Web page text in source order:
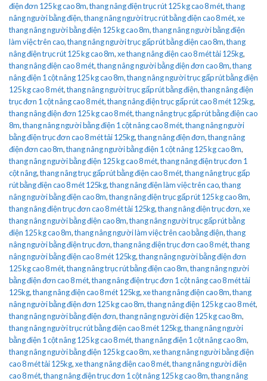
điện đơn 125 kg cao 8m,thang nâng điện trục rút 125 kg cao 8 mét,thang
nâng người bằng điện,thang nâng người trục rút bằng điện cao 8 mét,xe
thang nâng người bằng điện 125 kg cao 8m,thang nâng người bằng điện
làm việc trên cao,thang nâng người trục gấp rút bằng điện cao 8m,thang
nâng điện trục rút 125 kg cao 8m,xe thang nâng điện cao 8 mét tải 125kg,
thang nâng điện cao 8 mét,thang nâng người bằng điện đơn cao 8m,thang
nâng điện 1 cột nâng 125 kg cao 8m,thang nâng người trục gấp rút bằng điện
125 kg cao 8 mét,thang nâng người trục gấp rút bằng điện,thang nâng điện
trục đơn 1 cột nâng cao 8 mét,thang nâng điện trục gấp rút cao 8 mét 125kg,
thang nâng điện đơn 125 kg cao 8 mét,thang nâng trục gấp rút bằng điện cao
8m,thang nâng người bằng điện 1 cột nâng cao 8 mét,thang nâng người
bằng điện trục đơn cao 8 mét tải 125kg,thang nâng điện đơn,thang nâng
điện đơn cao 8m,thang nâng người bằng điện 1 cột nâng 125 kg cao 8m,
thang nâng người bằng điện 125 kg cao 8 mét,thang nâng điện trục đơn 1
cột nâng,thang nâng trục gấp rút bằng điện cao 8 mét,thang nâng trục gấp
rút bằng điện cao 8 mét 125kg,thang nâng điện làm việc trên cao,thang
nâng người bằng điện cao 8m,thang nâng điện trục gấp rút 125 kg cao 8m,
thang nâng điện trục đơn cao 8 mét tải 125kg,thang nâng điện trục đơn,xe
thang nâng người bằng điện cao 8m,thang nâng người trục gấp rút bằng
điện 125 kg cao 8m,thang nâng người làm việc trên cao bằng điện,thang
nâng người bằng điện trục đơn,thang nâng điện trục đơn cao 8 mét,thang
nâng người bằng điện cao 8 mét 125kg,thang nâng người bằng điện đơn
125 kg cao 8 mét,thang nâng trục rút bằng điện cao 8m,thang nâng người
bằng điện đơn cao 8 mét,thang nâng điện trục đơn 1 cột nâng cao 8 mét tải
125kg,thang nâng điện cao 8 mét 125kg,xe thang nâng điện cao 8m,thang
nâng người bằng điện đơn 125 kg cao 8m,thang nâng điện 125 kg cao 8 mét,
thang nâng người bằng điện đơn,thang nâng người điện 125 kg cao 8m,
thang nâng người trục rút bằng điện cao 8 mét 125kg,thang nâng người
bằng điện 1 cột nâng 125 kg cao 8 mét,thang nâng điện 1 cột nâng cao 8m,
thang nâng người bằng điện 125 kg cao 8m,xe thang nâng người bằng điện
cao 8 mét tải 125kg,xe thang nâng điện cao 8 mét,thang nâng người điện
cao 8 mét,thang nâng điện trục đơn 1 cột nâng 125 kg cao 8m,thang nâng